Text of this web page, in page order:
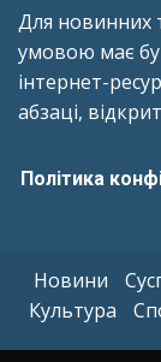
Для новинних
умовою має
інтернет-
абзаці,
Політика
Новини
Культура